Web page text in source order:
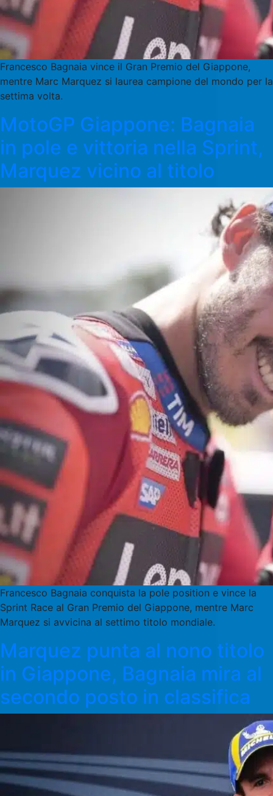
Francesco Bagnaia vince il Gran Premio del Giappone,
mentre Marc Marquez si laurea campione del mondo per la
settima volta.
MotoGP Giappone: Bagnaia
in pole e vittoria nella Sprint,
Marquez vicino al titolo
Francesco Bagnaia conquista la pole position e vince la
Sprint Race al Gran Premio del Giappone, mentre Marc
Marquez si avvicina al settimo titolo mondiale.
Marquez punta al nono titolo
in Giappone, Bagnaia mira al
secondo posto in classifica